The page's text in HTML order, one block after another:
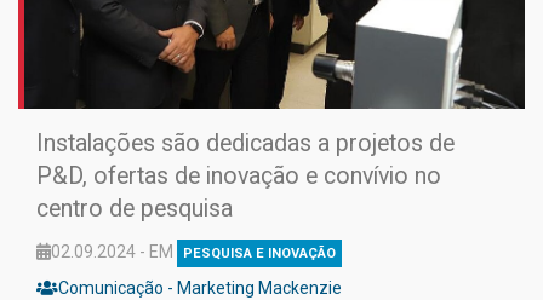
Instalações são dedicadas a projetos de
P&D, ofertas de inovação e convívio no
centro de pesquisa
02.09.2024 - EM PESQUISA E INOVAÇÃO
Comunicação - Marketing Mackenzie